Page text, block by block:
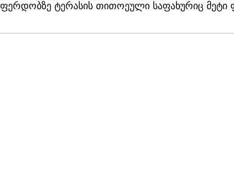
ტერასის თითოეული საფახურიც მეტი